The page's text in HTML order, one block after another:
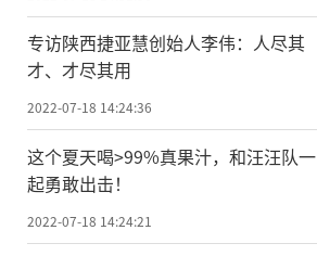
专访陕西捷亚慧创始人李伟：人尽其
才、才尽其用
2022-07-18 14:24:36
这个夏天喝>99%真果汁，和汪汪队一
起勇敢出击！
2022-07-18 14:24:21